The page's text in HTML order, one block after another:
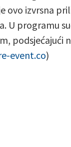
ovo izvrsna
U programu
podsjećajući
event.co)